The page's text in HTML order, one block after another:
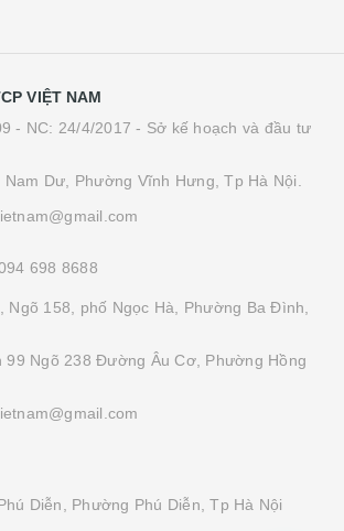
VIỆT NAM
- NC: 24/4/2017 - Sở kế hoạch và đầu tư
Dư, Phường Vĩnh Hưng, Tp Hà Nội.
698 8688
Ngõ 158, phố Ngọc Hà, Phường Ba Đình,
99 Ngõ 238 Đường Âu Cơ, Phường Hồng
Diễn, Phường Phú Diễn, Tp Hà Nội